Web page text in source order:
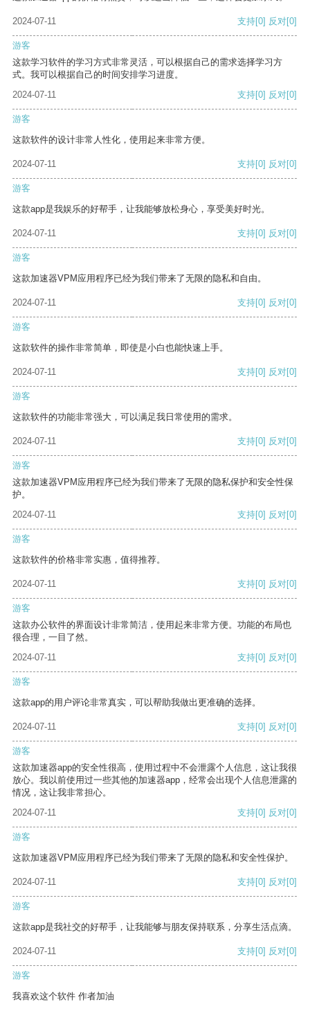
2024-07-11 支持[0] 反对[0]
游客
这款学习软件的学习方式非常灵活，可以根据自己的需求选择学习方
式。我可以根据自己的时间安排学习进度。
2024-07-11
支持[0] 反对[0]
游客
这款软件的设计非常人性化，使用起来非常方便。
2024-07-11 支持[0] 反对[0]
游客
这款app是我娱乐的好帮手，让我能够放松身心，享受美好时光。
2024-07-11 支持[0] 反对[0]
游客
这款加速器VPM应用程序已经为我们带来了无限的隐私和自由。
2024-07-11 支持[0] 反对[0]
游客
这款软件的操作非常简单，即使是小白也能快速上手。
2024-07-11 支持[0] 反对[0]
游客
这款软件的功能非常强大，可以满足我日常使用的需求。
2024-07-11 支持[0] 反对[0]
游客
这款加速器VPM应用程序已经为我们带来了无限的隐私保护和安全性保
护。
2024-07-11
支持[0] 反对[0]
游客
这款软件的价格非常实惠，值得推荐。
2024-07-11 支持[0] 反对[0]
游客
这款办公软件的界面设计非常简洁，使用起来非常方便。功能的布局也
很合理，一目了然。
2024-07-11
支持[0] 反对[0]
游客
这款app的用户评论非常真实，可以帮助我做出更准确的选择。
2024-07-11 支持[0] 反对[0]
游客
这款加速器app的安全性很高，使用过程中不会泄露个人信息，这让我很
放心。我以前使用过一些其他的加速器app，经常会出现个人信息泄露的
情况，这让我非常担心。
2024-07-11
支持[0] 反对[0]
游客
这款加速器VPM应用程序已经为我们带来了无限的隐私和安全性保护。
2024-07-11 支持[0] 反对[0]
游客
这款app是我社交的好帮手，让我能够与朋友保持联系，分享生活点滴。
2024-07-11 支持[0] 反对[0]
游客
我喜欢这个软件 作者加油